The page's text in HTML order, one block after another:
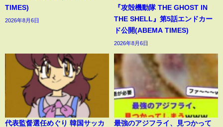
TIMES)
2026年8月6日
『攻殻機動隊 THE GHOST IN
THE SHELL』第5話エンドカー
ド公開(ABEMA TIMES)
2026年8月6日
代表監督選任めぐり 韓国サッカ
最強のアジフライ、見つかって